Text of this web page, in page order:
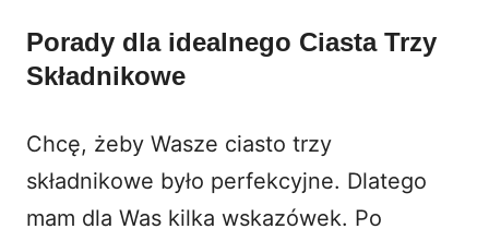
Porady dla idealnego Ciasta Trzy
Składnikowe
Chcę, żeby Wasze ciasto trzy
składnikowe było perfekcyjne. Dlatego
mam dla Was kilka wskazówek. Po